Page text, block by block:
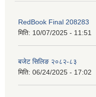
RedBook Final 208283
मिति: 10/07/2025 - 11:51
बजेट सिलिङ २०८२-८३
मिति: 06/24/2025 - 17:02